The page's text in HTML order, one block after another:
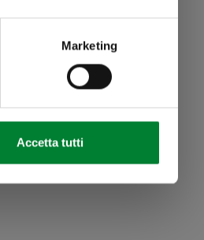
Marketing
Accetta tutti